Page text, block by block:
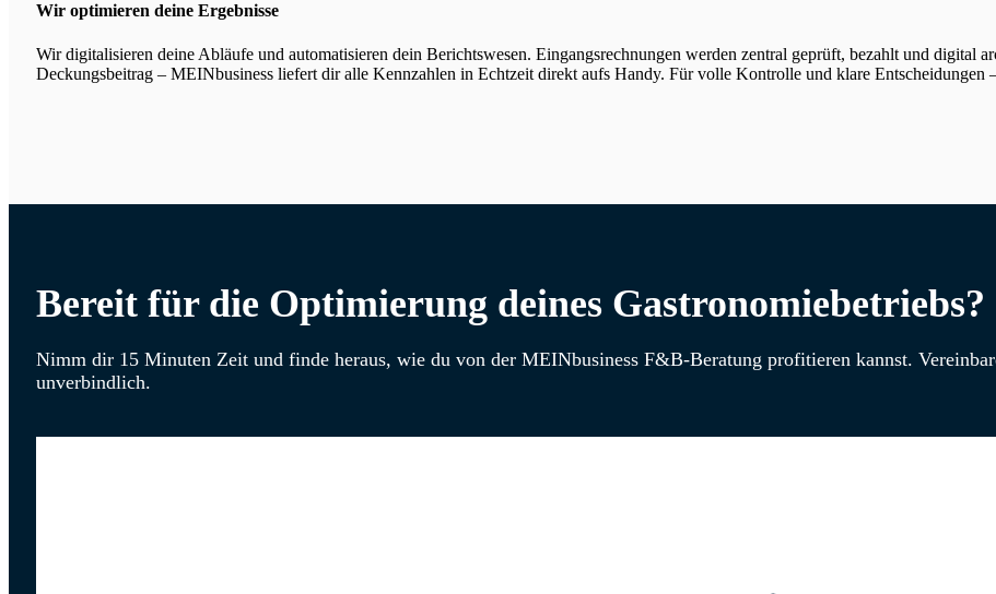
Wir optimieren deine Ergebnisse
Wir digitalisieren deine Abläufe und automatisieren dein Berichtswesen. Eingangsrechnungen werden zentral geprüft, bezahlt und digital
Deckungsbeitrag – MEINbusiness liefert dir alle Kennzahlen in Echtzeit direkt aufs Handy. Für volle Kontrolle und klare Entscheidungen
Bereit für die Optimierung deines Gastronomiebetriebs?
Nimm dir 15 Minuten Zeit und finde heraus, wie du von der MEINbusiness F&B-Beratung profitieren kannst.
unverbindlich.